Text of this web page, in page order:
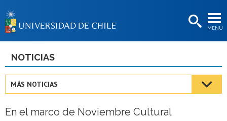
MENÚ
BIBLIOTECAS
Estudiantes
Académicas/os
NOTICIAS
MÁS NOTICIAS
En el marco de Noviembre Cultural